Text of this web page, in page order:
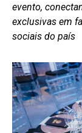
evento,
exclusivas em
sociais do país